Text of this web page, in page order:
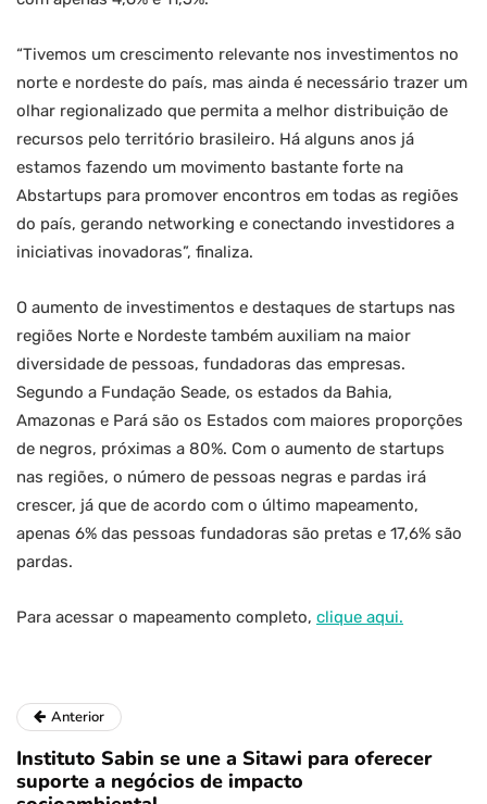
“Tivemos um crescimento relevante nos investimentos no
norte e nordeste do país, mas ainda é necessário trazer um
olhar regionalizado que permita a melhor distribuição de
recursos pelo território brasileiro. Há alguns anos já
estamos fazendo um movimento bastante forte na
Abstartups para promover encontros em todas as regiões
do país, gerando networking e conectando investidores a
iniciativas inovadoras”, finaliza.
O aumento de investimentos e destaques de startups nas
regiões Norte e Nordeste também auxiliam na maior
diversidade de pessoas, fundadoras das empresas.
Segundo a Fundação Seade, os estados da Bahia,
Amazonas e Pará são os Estados com maiores proporções
de negros, próximas a 80%. Com o aumento de startups
nas regiões, o número de pessoas negras e pardas irá
crescer, já que de acordo com o último mapeamento,
apenas 6% das pessoas fundadoras são pretas e 17,6% são
pardas.
Para acessar o mapeamento completo, clique aqui.
Anterior
Instituto Sabin se une a Sitawi para oferecer
suporte a negócios de impacto